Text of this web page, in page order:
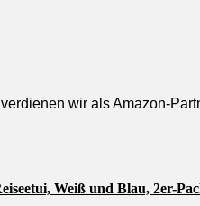
wir als Amazon-
Weiß und Blau, 2er-